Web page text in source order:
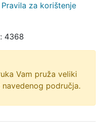
Pravila za korištenje
4368
Vam pruža veliki
područja.